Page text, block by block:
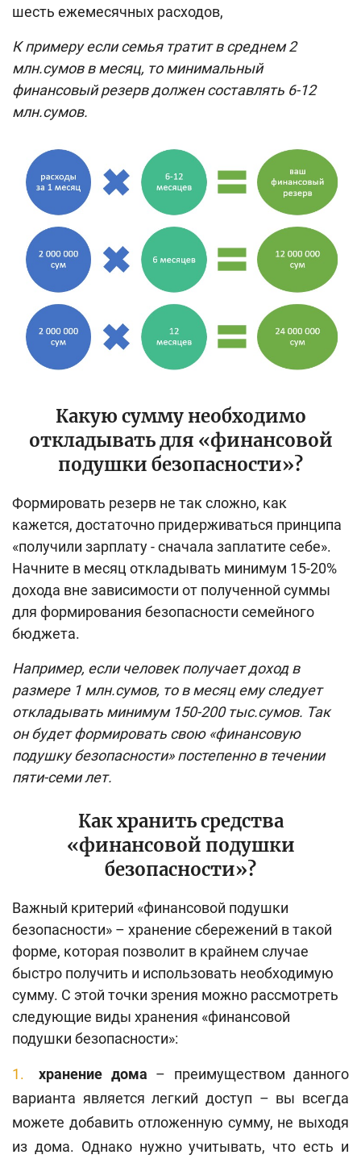
шесть ежемесячных расходов,
К примеру если семья тратит в среднем 2
млн.сумов в месяц, то минимальный
финансовый резерв должен составлять 6-12
млн.сумов.
Какую сумму необходимо
откладывать для «финансовой
подушки безопасности»?
Формировать резерв не так сложно, как
кажется, достаточно придерживаться принципа
«получили зарплату - сначала заплатите себе».
Начните в месяц откладывать минимум 15-20%
дохода вне зависимости от полученной суммы
для формирования безопасности семейного
бюджета.
Например, если человек получает доход в
размере 1 млн.сумов, то в месяц ему следует
откладывать минимум 150-200 тыс.сумов. Так
он будет формировать свою «финансовую
подушку безопасности» постепенно в течении
пяти-семи лет.
Как хранить средства
«финансовой подушки
безопасности»?
Важный критерий «финансовой подушки
безопасности» – хранение сбережений в такой
форме, которая позволит в крайнем случае
быстро получить и использовать необходимую
сумму. С этой точки зрения можно рассмотреть
следующие виды хранения «финансовой
подушки безопасности»:
хранение дома – преимуществом данного
варианта является легкий доступ – вы всегда
можете добавить отложенную сумму, не выходя
из дома. Однако нужно учитывать, что есть и